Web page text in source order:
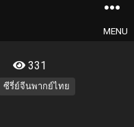
MENU
331
ซีรี่ย์จีนพากย์ไทย